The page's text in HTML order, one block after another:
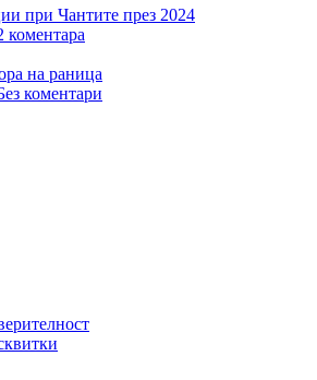
при Чантите през 2024
коментара
на раница
коментари